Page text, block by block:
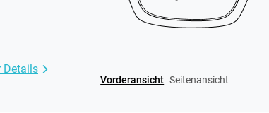
Details
Vorderansicht Seitenansicht